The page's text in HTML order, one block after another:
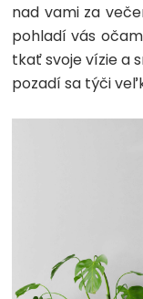
nad vami za
pohladí vás
tkať svoje vízie a
pozadí sa týči